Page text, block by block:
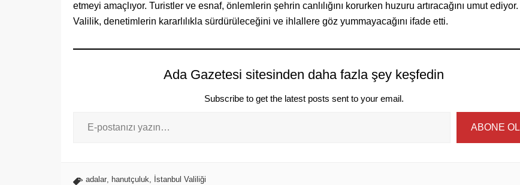
etmeyi amaçlıyor. Turistler ve esnaf, önlemlerin şehrin canlılığını korurken huzuru artıracağını umut ediyor.
Valilik, denetimlerin kararlılıkla sürdürüleceğini ve ihlallere göz yummayacağını ifade etti.
Ada Gazetesi sitesinden daha fazla şey keşfedin
Subscribe to get the latest posts sent to your email.
ABONE OL
adalar, hanutçuluk, İstanbul Valiliği